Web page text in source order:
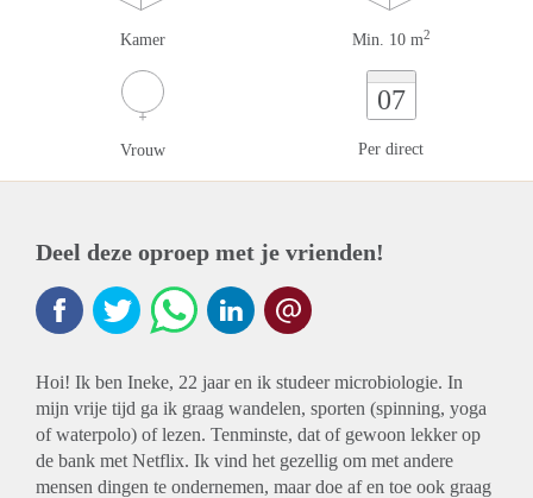
Kamer Min. 10 m2
Vrouw
07
Per direct
Deel deze oproep met je vrienden!
Hoi! Ik ben Ineke, 22 jaar en ik studeer microbiologie. In
mijn vrije tijd ga ik graag wandelen, sporten (spinning, yoga
of waterpolo) of lezen. Tenminste, dat of gewoon lekker op
de bank met Netflix. Ik vind het gezellig om met andere
mensen dingen te ondernemen, maar doe af en toe ook graag